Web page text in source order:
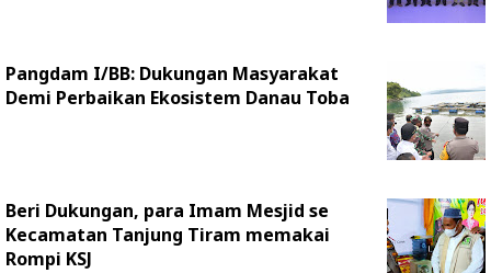
Pangdam I/BB: Dukungan Masyarakat
Demi Perbaikan Ekosistem Danau Toba
Beri Dukungan, para Imam Mesjid se
Kecamatan Tanjung Tiram memakai
Rompi KSJ